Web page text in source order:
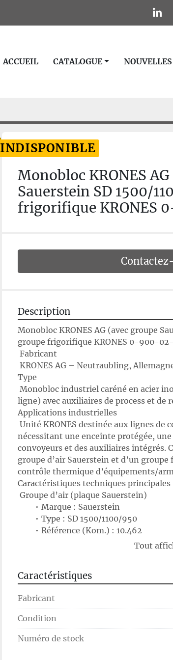
ACCUEIL CATALOGUE NOUVELLES
INDISPONIBLE
Monobloc KRONES
Sauerstein SD 1500/
frigorifique KRONES
Description
Monobloc KRONES AG (avec groupe
groupe frigorifique KRONES 0-900-
Fabricant
KRONES AG – Neutraubling,
Type
ligne) avec auxiliaires de process et de
Applications industrielles
nécessitant une enceinte protégée,
convoyeurs et des auxiliaires intégrés.
groupe d’air Sauerstein et d’un
contrôle thermique d’équipements/
Caractéristiques techniques principales
Groupe d’air (plaque Sauerstein)
Marque : Sauerstein
Type : SD 1500/1100/950
Référence (Kom.) : 10.462
Serial-No : M6530292550
Courant nominal / démarrage :
Puissance absorbée : 315 W
Fluide frigorigène : R134a, 96 g
Tout
Caractéristiques
Fabricant
Condition
Numéro de stock